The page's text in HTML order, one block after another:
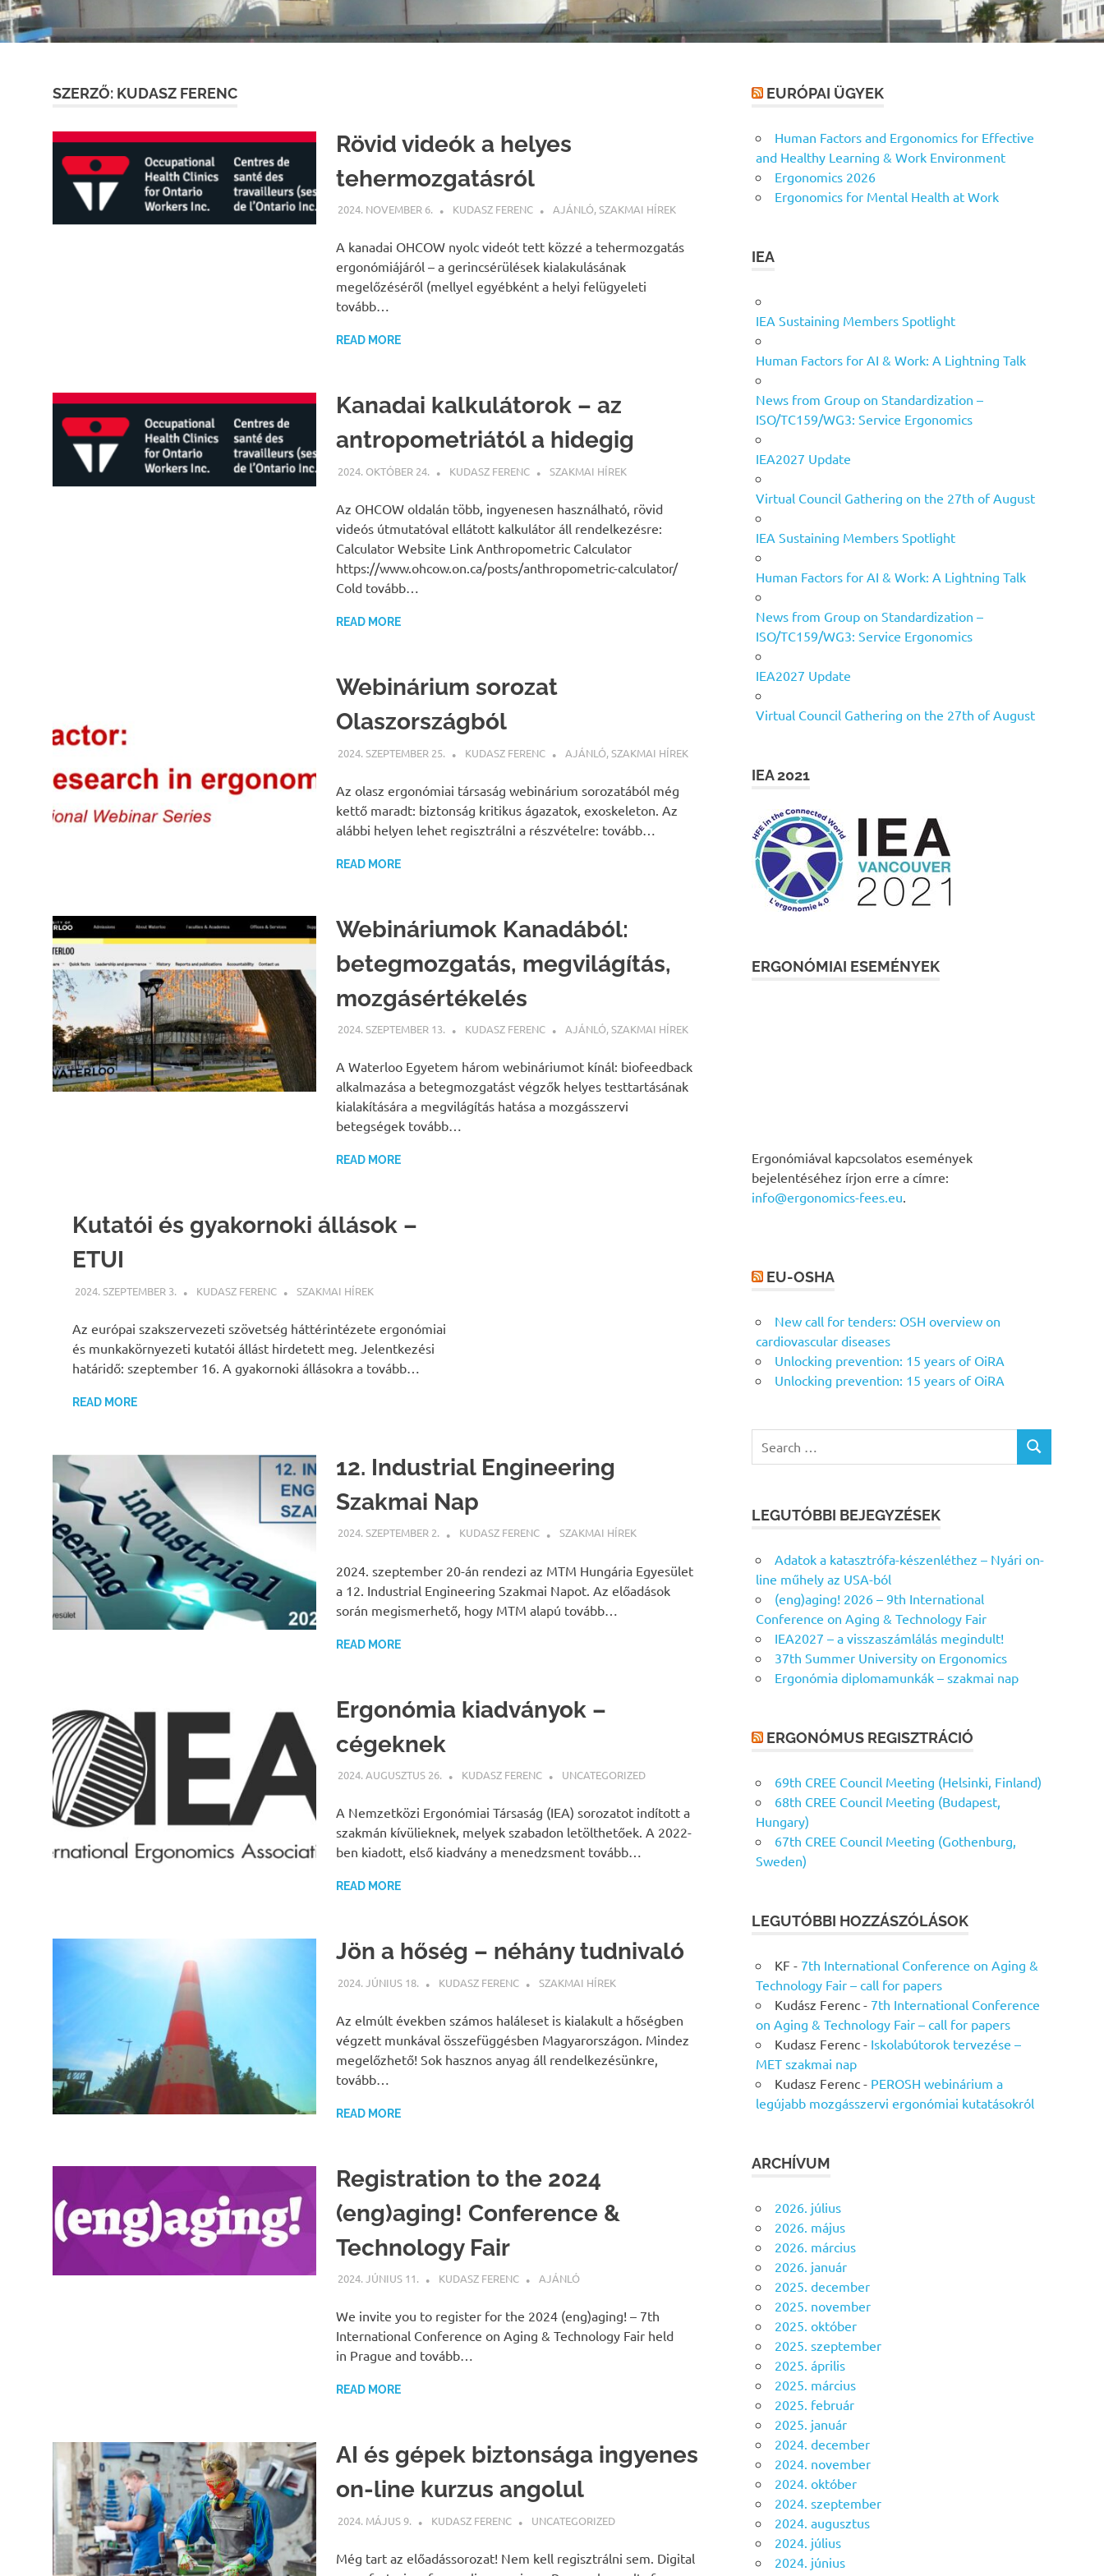
SZERZŐ: KUDASZ FERENC
Rövid videók a helyes
tehermozgatásról
2024. NOVEMBER 6. KUDASZ FERENC AJÁNLÓ,SZAKMAI HÍREK
A kanadai OHCOW nyolc videót tett közzé a tehermozgatás
ergonómiájáról – a gerincsérülések kialakulásának
megelőzéséről (mellyel egyébként a helyi felügyeleti
tovább…
READ MORE
Kanadai kalkulátorok – az
antropometriától a hidegig
2024. OKTÓBER 24. KUDASZ FERENC SZAKMAI HÍREK
Az OHCOW oldalán több, ingyenesen használható, rövid
videós útmutatóval ellátott kalkulátor áll rendelkezésre:
Calculator Website Link Anthropometric Calculator
https://www.ohcow.on.ca/posts/anthropometric-calculator/
Cold tovább…
READ MORE
Webinárium sorozat
Olaszországból
2024. SZEPTEMBER 25. KUDASZ FERENC AJÁNLÓ,SZAKMAI HÍREK
Az olasz ergonómiai társaság webinárium sorozatából még
kettő maradt: biztonság kritikus ágazatok, exoskeleton. Az
alábbi helyen lehet regisztrálni a részvételre: tovább…
READ MORE
Webináriumok Kanadából:
betegmozgatás, megvilágítás,
mozgásértékelés
2024. SZEPTEMBER 13. KUDASZ FERENC AJÁNLÓ,SZAKMAI HÍREK
A Waterloo Egyetem három webináriumot kínál: biofeedback
alkalmazása a betegmozgatást végzők helyes testtartásának
kialakítására a megvilágítás hatása a mozgásszervi
betegségek tovább…
READ MORE
Kutatói és gyakornoki állások –
ETUI
2024. SZEPTEMBER 3. KUDASZ FERENC SZAKMAI HÍREK
Az európai szakszervezeti szövetség háttérintézete ergonómiai
és munkakörnyezeti kutatói állást hirdetett meg. Jelentkezési
határidő: szeptember 16. A gyakornoki állásokra a tovább…
READ MORE
12. Industrial Engineering
Szakmai Nap
2024. SZEPTEMBER 2. KUDASZ FERENC SZAKMAI HÍREK
2024. szeptember 20-án rendezi az MTM Hungária Egyesület
a 12. Industrial Engineering Szakmai Napot. Az előadások
során megismerhető, hogy MTM alapú tovább…
READ MORE
Ergonómia kiadványok –
cégeknek
2024. AUGUSZTUS 26. KUDASZ FERENC UNCATEGORIZED
A Nemzetközi Ergonómiai Társaság (IEA) sorozatot indított a
szakmán kívülieknek, melyek szabadon letölthetőek. A 2022-
ben kiadott, első kiadvány a menedzsment tovább…
READ MORE
Jön a hőség – néhány tudnivaló
2024. JÚNIUS 18. KUDASZ FERENC SZAKMAI HÍREK
Az elmúlt években számos haláleset is kialakult a hőségben
végzett munkával összefüggésben Magyarországon. Mindez
megelőzhető! Sok hasznos anyag áll rendelkezésünkre,
tovább…
READ MORE
Registration to the 2024
(eng)aging! Conference &
Technology Fair
2024. JÚNIUS 11. KUDASZ FERENC AJÁNLÓ
We invite you to register for the 2024 (eng)aging! – 7th
International Conference on Aging & Technology Fair held
in Prague and tovább…
READ MORE
AI és gépek biztonsága ingyenes
on-line kurzus angolul
2024. MÁJUS 9. KUDASZ FERENC UNCATEGORIZED
Még tart az előadássorozat! Nem kell regisztrálni sem. Digital
EURÓPAI ÜGYEK
Human Factors and Ergonomics for Effective
and Healthy Learning & Work Environment
Ergonomics 2026
Ergonomics for Mental Health at Work
IEA
IEA Sustaining Members Spotlight
Human Factors for AI & Work: A Lightning Talk
News from Group on Standardization –
ISO/TC159/WG3: Service Ergonomics
IEA2027 Update
Virtual Council Gathering on the 27th of August
IEA Sustaining Members Spotlight
Human Factors for AI & Work: A Lightning Talk
News from Group on Standardization –
ISO/TC159/WG3: Service Ergonomics
IEA2027 Update
Virtual Council Gathering on the 27th of August
IEA 2021
ERGONÓMIAI ESEMÉNYEK
Ergonómiával kapcsolatos események
bejelentéséhez írjon erre a címre:
info@ergonomics-fees.eu
EU-OSHA
New call for tenders: OSH overview on
cardiovascular diseases
Unlocking prevention: 15 years of OiRA
Unlocking prevention: 15 years of OiRA
for:
SEARCH
LEGUTÓBBI BEJEGYZÉSEK
Adatok a katasztrófa-készenléthez – Nyári on-
line műhely az USA-ból
(eng)aging! 2026 – 9th International
Conference on Aging & Technology Fair
IEA2027 – a visszaszámlálás megindult!
37th Summer University on Ergonomics
Ergonómia diplomamunkák – szakmai nap
ERGONÓMUS REGISZTRÁCIÓ
69th CREE Council Meeting (Helsinki, Finland)
68th CREE Council Meeting (Budapest,
Hungary)
67th CREE Council Meeting (Gothenburg,
Sweden)
LEGUTÓBBI HOZZÁSZÓLÁSOK
KF - 7th International Conference on Aging &
Technology Fair – call for papers
Kudász Ferenc - 7th International Conference
on Aging & Technology Fair – call for papers
Kudasz Ferenc - Iskolabútorok tervezése –
MET szakmai nap
Kudasz Ferenc - PEROSH webinárium a
legújabb mozgásszervi ergonómiai kutatásokról
ARCHÍVUM
2026. július
2026. május
2026. március
2026. január
2025. december
2025. november
2025. október
2025. szeptember
2025. április
2025. március
2025. február
2025. január
2024. december
2024. november
2024. október
2024. szeptember
2024. augusztus
2024. július
2024. június